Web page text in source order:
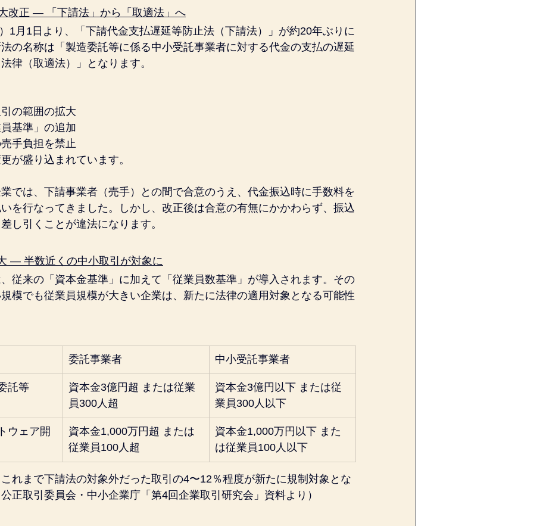
改正 ― 「下請法」から「取適法」へ
1月1日より、「下請代金支払遅延等防止法（下請法）」が約20年ぶりに
の名称は「製造委託等に係る中小受託事業者に対する代金の支払の遅延
律（取適法）」となります。
の範囲の拡大
基準」の追加
手負担を禁止
が盛り込まれています。
では、下請事業者（売手）との間で合意のうえ、代金振込時に手数料を
を行なってきました。しかし、改正後は合意の有無にかかわらず、振込
し引くことが違法になります。
― 半数近くの中小取引が対象に
従来の「資本金基準」に加えて「従業員数基準」が導入されます。その
模でも従業員規模が大きい企業は、新たに法律の適用対象となる可能性
委託事業者 中小受託事業者
託等
資本金3億円超 または従業
員300人超
資本金3億円以下 または従
業員300人以下
ウェア開
資本金1,000万円超 または
従業員100人超
資本金1,000万円以下 また
は従業員100人以下
れまで下請法の対象外だった取引の4〜12％程度が新たに規制対象とな
正取引委員会・中小企業庁「第4回企業取引研究会」資料より）